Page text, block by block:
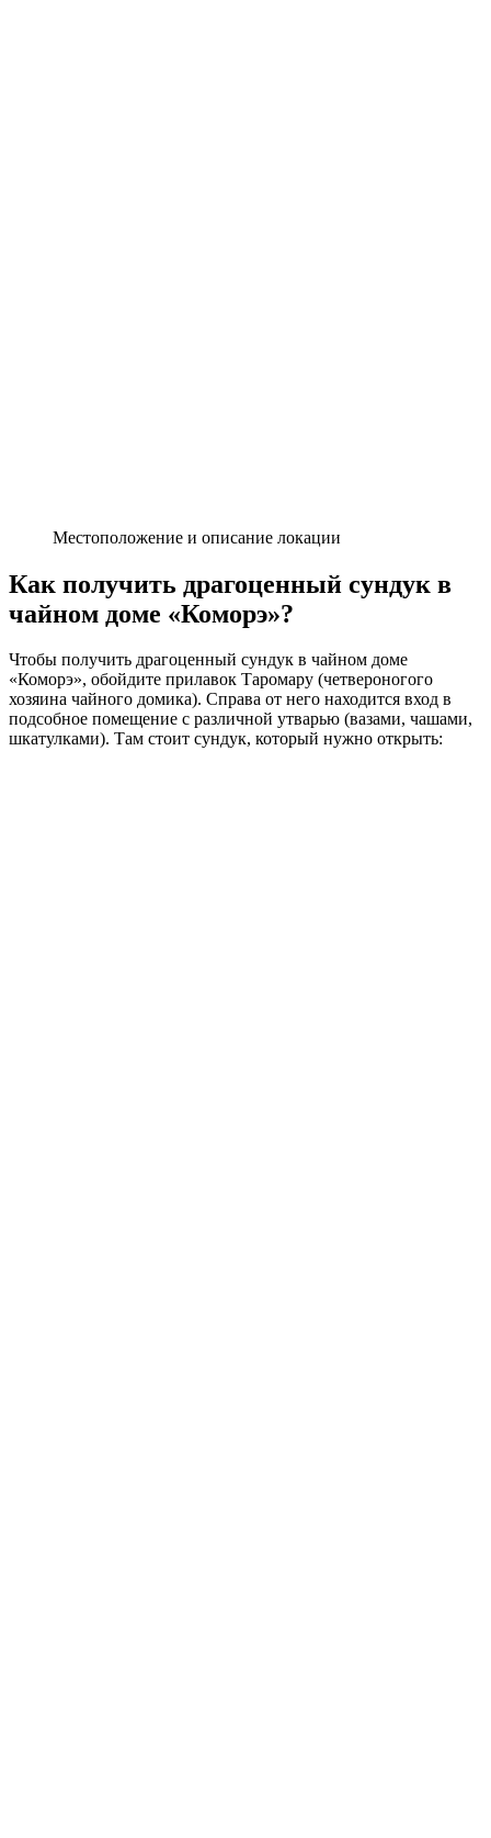
Местоположение и описание локации
Как получить драгоценный сундук в
чайном доме «Коморэ»?
Чтобы получить драгоценный сундук в чайном доме
«Коморэ», обойдите прилавок Таромару (четвероногого
хозяина чайного домика). Справа от него находится вход в
подсобное помещение с различной утварью (вазами, чашами,
шкатулками). Там стоит сундук, который нужно открыть: